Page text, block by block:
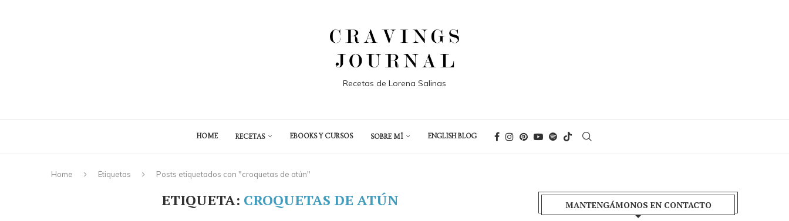
Recetas de Lorena Salinas
HOME RECETAS EBOOKS Y CURSOS SOBRE MÍ ENGLISH BLOG
Home Etiquetas Posts etiquetados con "croquetas de atún"
ETIQUETA: CROQUETAS DE ATÚN MANTENGÁMONOS EN CONTACTO